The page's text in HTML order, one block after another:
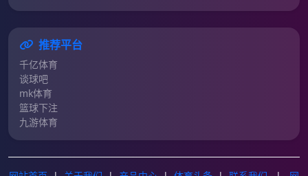
推荐平台
千亿体育
谈球吧
mk体育
篮球下注
九游体育